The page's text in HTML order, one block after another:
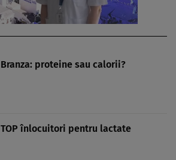
Branza: proteine sau calorii?
TOP înlocuitori pentru lactate